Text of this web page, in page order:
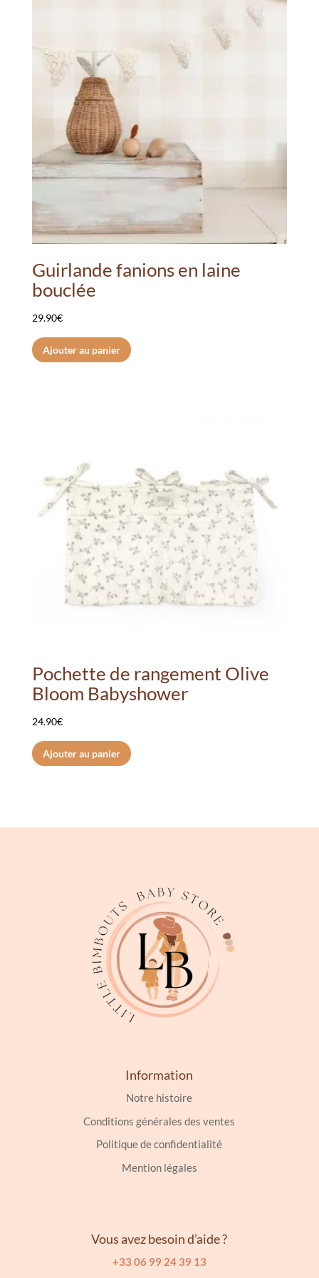
Guirlande fanions en laine
bouclée
29.90€
Ajouter au panier
Pochette de rangement Olive
Bloom Babyshower
24.90€
Ajouter au panier
Information
Notre histoire
Conditions générales des ventes
Politique de confidentialité
Mention légales
Vous avez besoin d’aide ?
+33 06 99 24 39 13